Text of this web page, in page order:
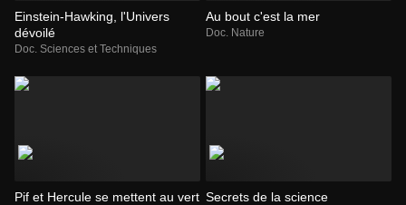
Einstein-Hawking, l'Univers
dévoilé
Doc. Sciences et Techniques
Au bout c'est la mer
Doc. Nature
Pif et Hercule se mettent au vert Secrets de la science